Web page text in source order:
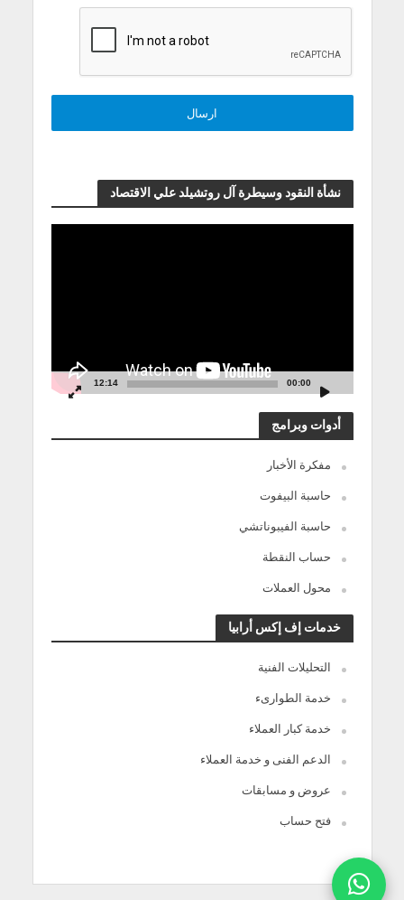
نشأة النقود وسيطرة آل روتشيلد علي الاقتصاد
00:00
12:14
أدوات وبرامج
مفكرة الأخبار
حاسبة البيفوت
حاسبة الفيبوناتشي
حساب النقطة
محول العملات
خدمات إف إكس أرابيا
التحليلات الفنية
خدمة الطوارىء
خدمة كبار العملاء
الدعم الفنى و خدمة العملاء
عروض و مسابقات
فتح حساب